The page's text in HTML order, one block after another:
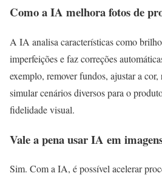
Como a IA melhora fotos de
A IA analisa características como
imperfeições e faz correções
exemplo, remover fundos, ajustar a cor,
simular cenários diversos para o
fidelidade visual.
Vale a pena usar IA em
Sim. Com a IA, é possível acelerar